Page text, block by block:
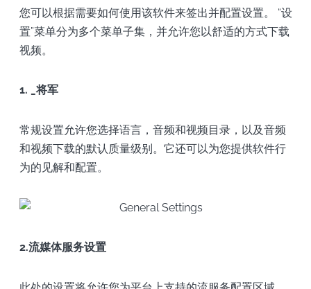
您可以根据需要如何使用该软件来签出并配置设置。 “设
置”菜单分为多个菜单子集，并允许您以舒适的方式下载
视频。
1. _将军
常规设置允许您选择语言，音频和视频目录，以及音频
和视频下载的默认质量级别。它还可以为您提供软件行
为的见解和配置。
2.流媒体服务设置